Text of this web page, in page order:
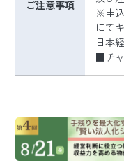
ご注意事項
※申
にて
日本
■チ